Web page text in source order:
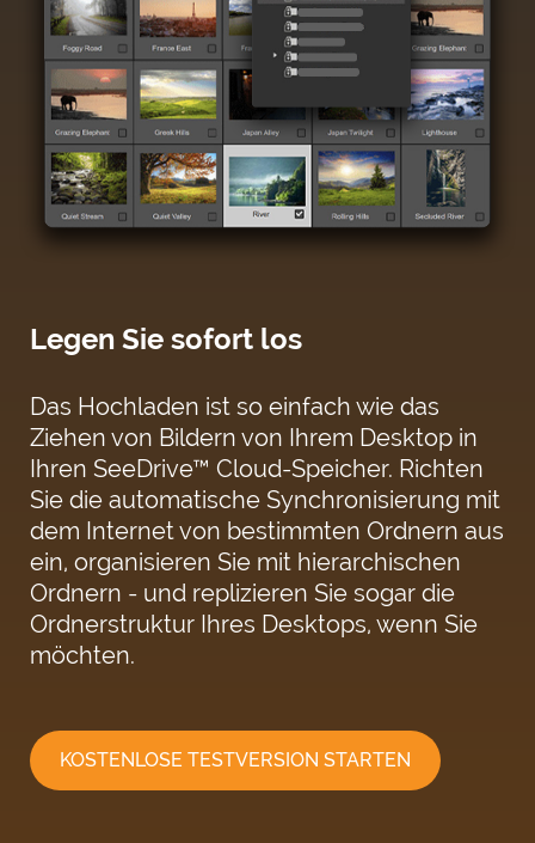
Legen Sie sofort los
Das Hochladen ist so einfach wie das
Ziehen von Bildern von Ihrem Desktop in
Ihren SeeDrive™ Cloud-Speicher. Richten
Sie die automatische Synchronisierung mit
dem Internet von bestimmten Ordnern aus
ein, organisieren Sie mit hierarchischen
Ordnern - und replizieren Sie sogar die
Ordnerstruktur Ihres Desktops, wenn Sie
möchten.
KOSTENLOSE TESTVERSION STARTEN